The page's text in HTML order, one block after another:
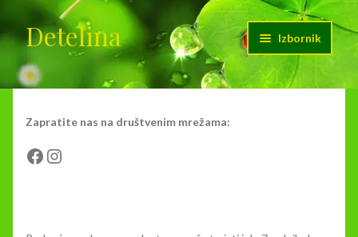
Preskoči
na
navigaciju
Skoči
na
sadržaj
Detelina Izbornik
Početak
Cenovnik dostave
Kontakt
Zapratite nas na društvenim mrežama:
Facebook Instagram